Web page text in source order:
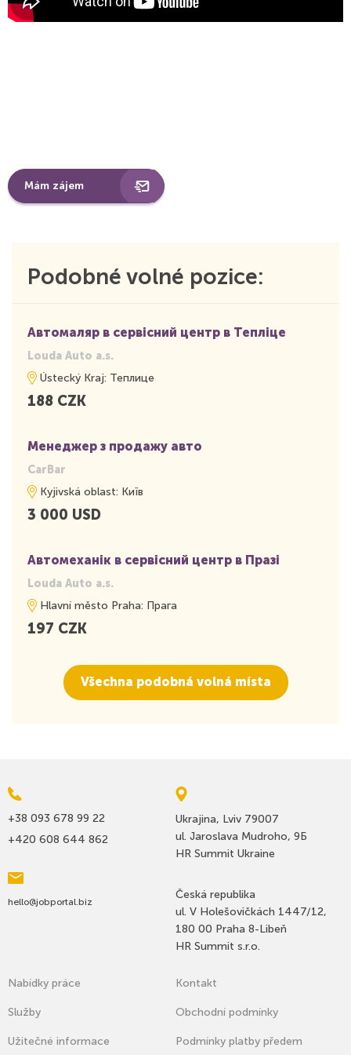
Mám zájem
Podobné volné pozice:
Автомаляр в сервісний центр в Тепліце
Louda Auto a.s.
Ústecký Kraj: Теплице
188 CZK
Менеджер з продажу авто
CarBar
Kyjivská oblast: Київ
3 000 USD
Автомеханік в сервісний центр в Празі
Louda Auto a.s.
Hlavní město Praha: Прага
197 CZK
Všechna podobná volná místa
Ukrajina, Lviv 79007
ul. Jaroslava Mudroho, 9Б
HR Summit Ukraine
Česká republika
ul. V Holešovičkách 1447/12,
180 00 Praha 8-Libeň
HR Summit s.r.o.
+38 093 678 99 22
+420 608 644 862
hello@jobportal.biz
Nabídky práce
Služby
Užitečné informace
Kontakt
Оbchodní podmínky
Podmínky platby předem